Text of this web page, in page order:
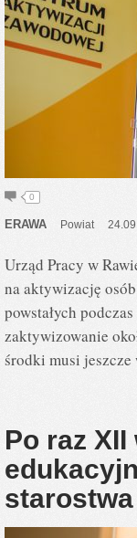
0
ERAWA Powiat
Urząd Pracy w
na aktywizację
powstałych
zaktywizowanie
środki musi
Po raz